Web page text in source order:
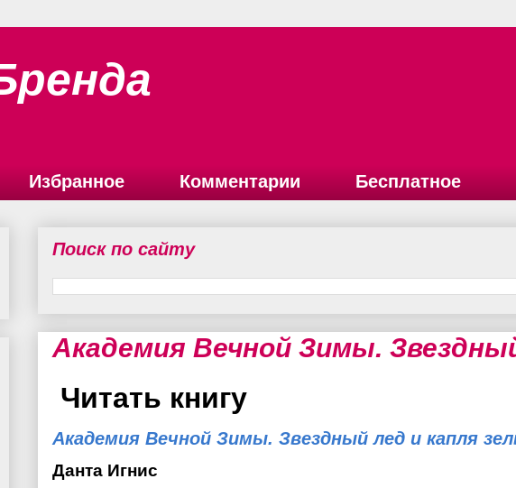
Избранное Комментарии Бесплатное
Поиск по сайту
Академия Вечной Зимы.
Читать книгу
Академия Вечной Зимы. Звездный лед и капля
Данта Игнис